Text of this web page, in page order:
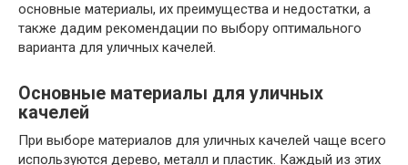
основные материалы, их преимущества и недостатки, а
также дадим рекомендации по выбору оптимального
варианта для уличных качелей.
Основные материалы для уличных
качелей
При выборе материалов для уличных качелей чаще всего
используются дерево, металл и пластик. Каждый из этих